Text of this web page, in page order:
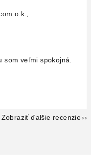
o.k.,
z 5 hviezdičiek.
veľmi spokojná.
z 5 hviezdičiek.
Zobraziť ďalšie recenzie